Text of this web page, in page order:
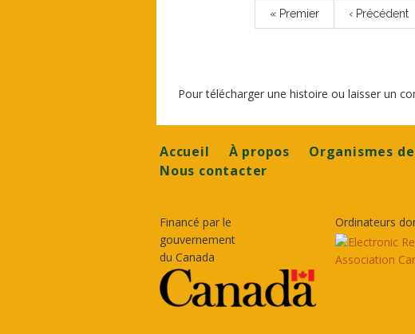
Première
page
« Premier
Page
précédente
‹ Précédent
Pour télécharger une histoire ou laisser un
Footer
Accueil À propos Organismes
Nous contacter
Financé par le
gouvernement
du Canada
Ordinateurs